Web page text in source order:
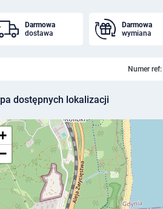
Darmowa
dostawa
Darmowa
wymiana
Numer ref:
dostępnych lokalizacji